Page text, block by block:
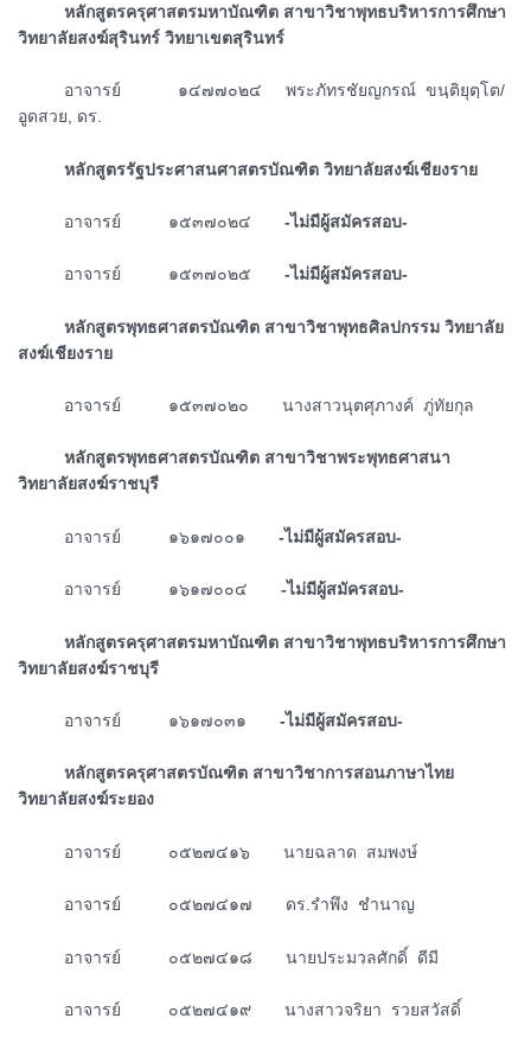
ᅠᅠᅠหลักสูตรครุศาสตรมหาบัณฑิต สาขาวิชาพุทธบริหารการศึกษา
วิทยาลัยสงฆ์สุรินทร์ วิทยาเขตสุรินทร์
ᅠᅠᅠอาจารย์ ๑๔๗๗๐๒๔ พระภัทรชัยญกรณ์ ขนฺติยุตฺโต/
อูดสวย, ดร.
ᅠᅠᅠหลักสูตรรัฐประศาสนศาสตรบัณฑิต วิทยาลัยสงฆ์เชียงราย
ᅠᅠᅠอาจารย์ ๑๕๓๗๐๒๔ -ไม่มีผู้สมัครสอบ-
ᅠᅠᅠอาจารย์ ๑๕๓๗๐๒๕ -ไม่มีผู้สมัครสอบ-
ᅠᅠᅠหลักสูตรพุทธศาสตรบัณฑิต สาขาวิชาพุทธศิลปกรรม วิทยาลัย
สงฆ์เชียงราย
ᅠᅠᅠอาจารย์ ๑๕๓๗๐๒๐ นางสาวนุตศุภางค์ ภู่ทัยกุล
ᅠᅠᅠหลักสูตรพุทธศาสตรบัณฑิต สาขาวิชาพระพุทธศาสนา
วิทยาลัยสงฆ์ราชบุรี
ᅠᅠᅠอาจารย์ ๑๖๑๗๐๐๑ -ไม่มีผู้สมัครสอบ-
ᅠᅠᅠอาจารย์ ๑๖๑๗๐๐๔ -ไม่มีผู้สมัครสอบ-
ᅠᅠᅠหลักสูตรครุศาสตรมหาบัณฑิต สาขาวิชาพุทธบริหารการศึกษา
วิทยาลัยสงฆ์ราชบุรี
ᅠᅠᅠอาจารย์ ๑๖๑๗๐๓๑ -ไม่มีผู้สมัครสอบ-
ᅠᅠᅠหลักสูตรครุศาสตรบัณฑิต สาขาวิชาการสอนภาษาไทย
วิทยาลัยสงฆ์ระยอง
ᅠᅠᅠอาจารย์ ๐๕๒๗๔๑๖ นายฉลาด สมพงษ์
ᅠᅠᅠอาจารย์ ๐๕๒๗๔๑๗ ดร.รำพึง ชำนาญ
ᅠᅠᅠอาจารย์ ๐๕๒๗๔๑๘ นายประมวลศักดิ์ ดีมี
ᅠᅠᅠอาจารย์ ๐๕๒๗๔๑๙ นางสาวจริยา รวยสวัสดิ์